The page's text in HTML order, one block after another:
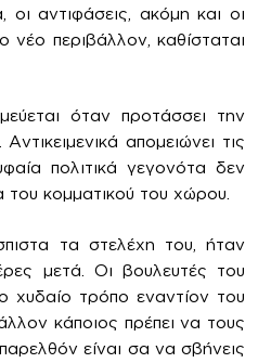
αντιφάσεις, ακόμη και οι
περιβάλλον, καθίσταται
όταν προτάσσει την
απομειώνει τις
πολιτικά γεγονότα δεν
του κομματικού του χώρου.
τα στελέχη του, ήταν
μετά. Οι βουλευτές του
χυδαίο τρόπο εναντίον του
κάποιος πρέπει να τους
είναι σα να σβήνεις